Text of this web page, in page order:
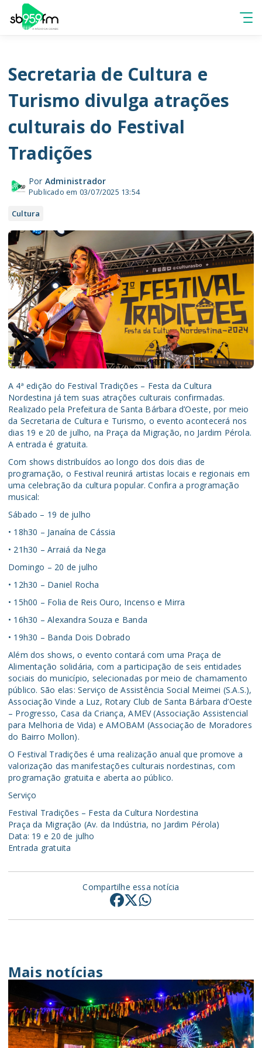
Secretaria de Cultura e
Turismo divulga atrações
culturais do Festival
Tradições
Por Administrador
Publicado em 03/07/2025 13:54
Cultura
A 4ª edição do Festival Tradições – Festa da Cultura
Nordestina já tem suas atrações culturais confirmadas.
Realizado pela Prefeitura de Santa Bárbara d’Oeste, por meio
da Secretaria de Cultura e Turismo, o evento acontecerá nos
dias 19 e 20 de julho, na Praça da Migração, no Jardim Pérola.
A entrada é gratuita.
Com shows distribuídos ao longo dos dois dias de
programação, o Festival reunirá artistas locais e regionais em
uma celebração da cultura popular. Confira a programação
musical:
Sábado – 19 de julho
• 18h30 – Janaína de Cássia
• 21h30 – Arraiá da Nega
Domingo – 20 de julho
• 12h30 – Daniel Rocha
• 15h00 – Folia de Reis Ouro, Incenso e Mirra
• 16h30 – Alexandra Souza e Banda
• 19h30 – Banda Dois Dobrado
Além dos shows, o evento contará com uma Praça de
Alimentação solidária, com a participação de seis entidades
sociais do município, selecionadas por meio de chamamento
público. São elas: Serviço de Assistência Social Meimei (S.A.S.),
Associação Vinde a Luz, Rotary Club de Santa Bárbara d’Oeste
– Progresso, Casa da Criança, AMEV (Associação Assistencial
para Melhoria de Vida) e AMOBAM (Associação de Moradores
do Bairro Mollon).
O Festival Tradições é uma realização anual que promove a
valorização das manifestações culturais nordestinas, com
programação gratuita e aberta ao público.
Serviço
Festival Tradições – Festa da Cultura Nordestina
Praça da Migração (Av. da Indústria, no Jardim Pérola)
Data: 19 e 20 de julho
Entrada gratuita
Compartilhe essa notícia
Mais notícias